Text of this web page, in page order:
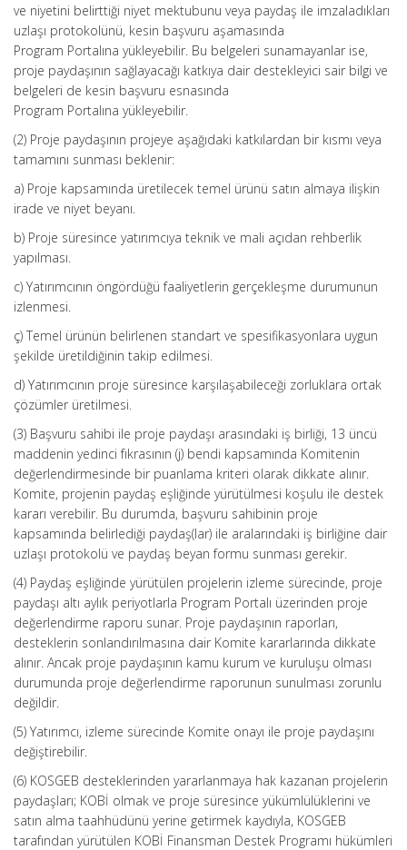
ve niyetini belirttiği niyet mektubunu veya paydaş ile imzaladıkları
uzlaşı protokolünü, kesin başvuru aşamasında
Program Portalına yükleyebilir. Bu belgeleri sunamayanlar ise,
proje paydaşının sağlayacağı katkıya dair destekleyici sair bilgi ve
belgeleri de kesin başvuru esnasında
Program Portalına yükleyebilir.
(2) Proje paydaşının projeye aşağıdaki katkılardan bir kısmı veya
tamamını sunması beklenir:
a) Proje kapsamında üretilecek temel ürünü satın almaya ilişkin
irade ve niyet beyanı.
b) Proje süresince yatırımcıya teknik ve mali açıdan rehberlik
yapılması.
c) Yatırımcının öngördüğü faaliyetlerin gerçekleşme durumunun
izlenmesi.
ç) Temel ürünün belirlenen standart ve spesifikasyonlara uygun
şekilde üretildiğinin takip edilmesi.
d) Yatırımcının proje süresince karşılaşabileceği zorluklara ortak
çözümler üretilmesi.
(3) Başvuru sahibi ile proje paydaşı arasındaki iş birliği, 13 üncü
maddenin yedinci fıkrasının (j) bendi kapsamında Komitenin
değerlendirmesinde bir puanlama kriteri olarak dikkate alınır.
Komite, projenin paydaş eşliğinde yürütülmesi koşulu ile destek
kararı verebilir. Bu durumda, başvuru sahibinin proje
kapsamında belirlediği paydaş(lar) ile aralarındaki iş birliğine dair
uzlaşı protokolü ve paydaş beyan formu sunması gerekir.
(4) Paydaş eşliğinde yürütülen projelerin izleme sürecinde, proje
paydaşı altı aylık periyotlarla Program Portalı üzerinden proje
değerlendirme raporu sunar. Proje paydaşının raporları,
desteklerin sonlandırılmasına dair Komite kararlarında dikkate
alınır. Ancak proje paydaşının kamu kurum ve kuruluşu olması
durumunda proje değerlendirme raporunun sunulması zorunlu
değildir.
(5) Yatırımcı, izleme sürecinde Komite onayı ile proje paydaşını
değiştirebilir.
(6) KOSGEB desteklerinden yararlanmaya hak kazanan projelerin
paydaşları; KOBİ olmak ve proje süresince yükümlülüklerini ve
satın alma taahhüdünü yerine getirmek kaydıyla, KOSGEB
tarafından yürütülen KOBİ Finansman Destek Programı hükümleri